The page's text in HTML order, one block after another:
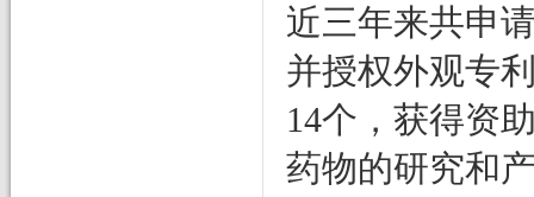
近三年来共申
并授权外观专
14个，获得资
药物的研究和